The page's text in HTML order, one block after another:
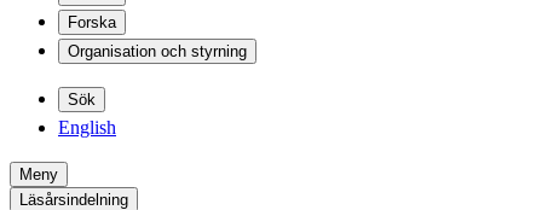
Forska
Organisation och styrning
Sök
English
Meny
Läsårsindelning